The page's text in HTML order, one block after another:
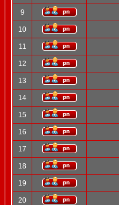
9
10
11
12
13
14
15
16
17
18
19
20